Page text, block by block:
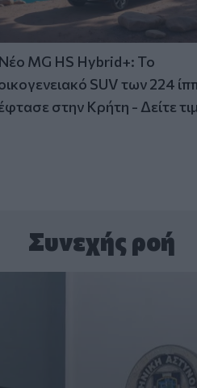
Νέο MG HS Hybrid+: Το
SUV των 224
στην Κρήτη - Δείτε
Συνεχής ροή